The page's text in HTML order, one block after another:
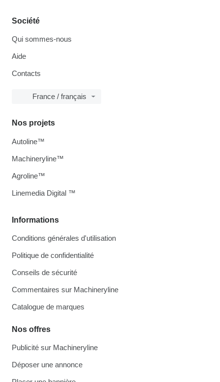
Société
Qui sommes-nous
Aide
Contacts
France / français
Informations
Conditions générales d'utilisation
Politique de confidentialité
Conseils de sécurité
Commentaires sur Machineryline
Catalogue de marques
Nos offres
Publicité sur Machineryline
Déposer une annonce
Nos projets
Autoline™
Machineryline™
Agroline™
Linemedia Digital ™